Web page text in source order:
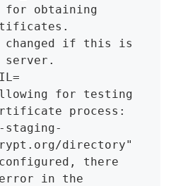
for obtaining
changed if this is
for testing
process:
staging-
directory"
there
in the